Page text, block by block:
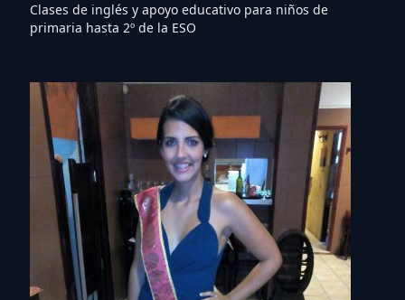
Clases de inglés y apoyo educativo para niños de
primaria hasta 2º de la ESO